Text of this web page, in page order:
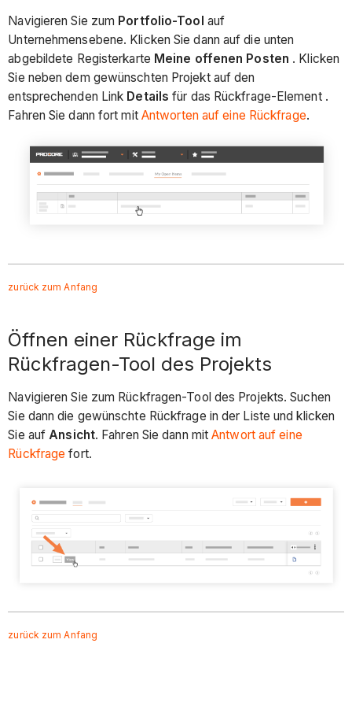
Navigieren Sie zum Portfolio-Tool auf
Unternehmensebene. Klicken Sie dann auf die unten
abgebildete Registerkarte Meine offenen Posten . Klicken
Sie neben dem gewünschten Projekt auf den
entsprechenden Link Details für das Rückfrage-Element .
Fahren Sie dann fort mit Antworten auf eine Rückfrage.
zurück zum Anfang
Öffnen einer Rückfrage im
Rückfragen-Tool des Projekts
Navigieren Sie zum Rückfragen-Tool des Projekts. Suchen
Sie dann die gewünschte Rückfrage in der Liste und klicken
Sie aufAnsicht. Fahren Sie dann mitAntwort auf eine
Rückfrage fort.
zurück zum Anfang